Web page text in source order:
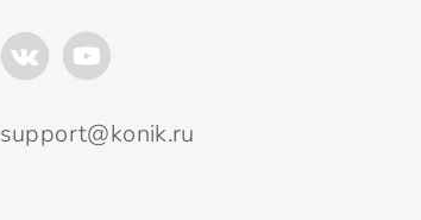
support@konik.ru